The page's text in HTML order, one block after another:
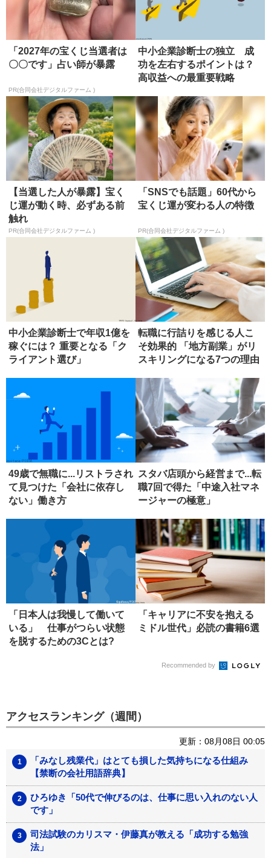
「2027年の宝くじ当選者は
〇〇です」占い師が暴露
PR(合同会社デジタルファーム )
中小企業診断士の独立 成
功を左右するポイントは？
高収益への最重要戦略
【当選した人が暴露】宝く
じ運が動く時、必ずある前
触れ
PR(合同会社デジタルファーム )
「SNSでも話題」60代から
宝くじ運が変わる人の特徴
PR(合同会社デジタルファーム )
中小企業診断士で年収1億を
稼ぐには？ 重要となる「ク
ライアント選び」
転職に行詰りを感じる人こ
そ効果的 「地方副業」がリ
スキリングになる7つの理由
49歳で無職に...リストラされ
て見つけた「会社に依存し
ない」働き方
スタバ店頭から経営まで...転
職7回で得た「中途入社マネ
ージャーの極意」
「日本人は我慢して働いて
いる」 仕事がつらい状態
を脱するための3Cとは?
「キャリアに不安を抱える
ミドル世代」必読の書籍6選
Recommended by
アクセスランキング（週間）
更新：08月08日 00:05
「みなし残業代」はとても損した気持ちになる仕組み
【禁断の会社用語辞典】
ひろゆき「50代で伸びるのは、仕事に思い入れのない人
です」
司法試験のカリスマ・伊藤真が教える「成功する勉強
法」